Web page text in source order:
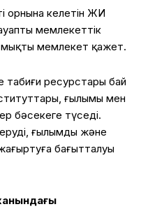
орнына келетін ЖИ
мемлекеттік
мемлекет қажет.
табиғи ресурстары бай
ғылымы мен
бәсекеге түседі.
ғылымды және
бағытталуы